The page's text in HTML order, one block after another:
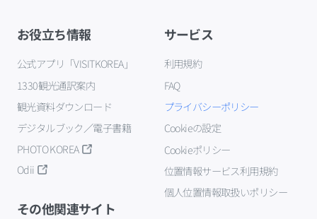
お役立ち情報
公式アプリ「VISITKOREA」
1330観光通訳案内
観光資料ダウンロード
デジタルブック／電子書籍
PHOTO KOREA
Odii
サービス
利用規約
FAQ
プライバシーポリシー
Cookieの設定
Cookieポリシー
位置情報サービス利用規約
個人位置情報取扱いポリシー
その他関連サイト